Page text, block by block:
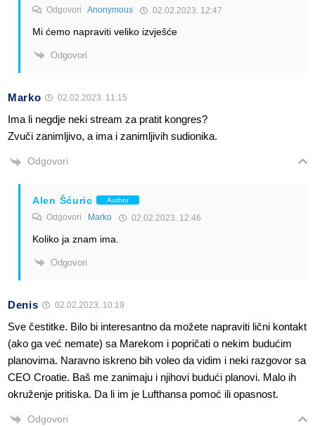
Odgovori Anonymous 02.02.2023. 12:47
Mi ćemo napraviti veliko izvješće
Odgovori
Marko 02.02.2023. 11:15
Ima li negdje neki stream za pratit kongres?
Zvuči zanimljivo, a ima i zanimljivih sudionika.
Odgovori
Alen Šćuric Author
Odgovori Marko 02.02.2023. 12:46
Koliko ja znam ima.
Odgovori
Denis 02.02.2023. 10:19
Sve čestitke. Bilo bi interesantno da možete napraviti lični kontakt
(ako ga već nemate) sa Marekom i popričati o nekim budućim
planovima. Naravno iskreno bih voleo da vidim i neki razgovor sa
CEO Croatie. Baš me zanimaju i njihovi budući planovi. Malo ih
okruženje pritiska. Da li im je Lufthansa pomoć ili opasnost.
Odgovori